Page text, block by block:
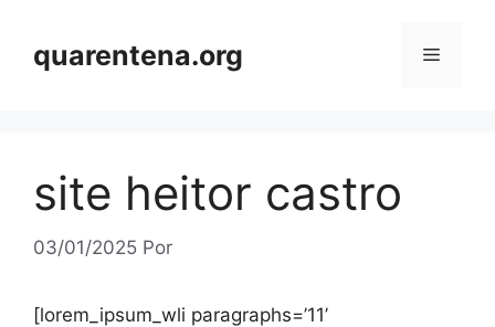
quarentena.org Menu
site heitor castro
03/01/2025 Por
[lorem_ipsum_wli paragraphs=’11’